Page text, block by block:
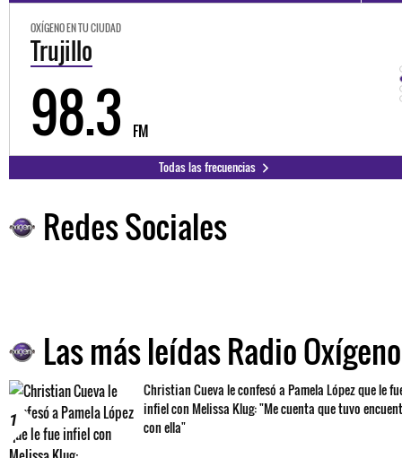
OXÍGENO EN TU CIUDAD
Trujillo
98.3 FM
Todas las frecuencias
Redes Sociales
Las más leídas Radio Oxígeno
1
Christian Cueva le confesó a Pamela López que le
infiel con Melissa Klug: "Me cuenta que tuvo
con ella"